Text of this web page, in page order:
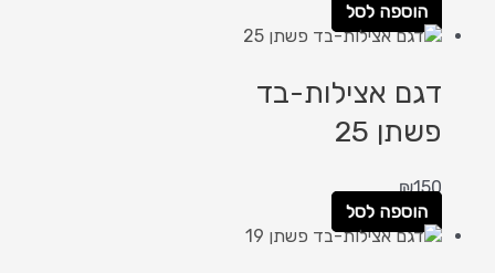
הוספה לסל
דגם אצילות-בד
פשתן 25
₪150
הוספה לסל